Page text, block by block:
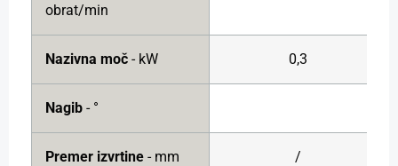
obrat/min
Nazivna moč - kW 0,3
Nagib - °
Premer izvrtine - mm /